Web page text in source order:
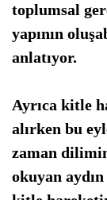
toplumsal
yapının
anlatıyor.
Ayrıca kitle
alırken bu
zaman
okuyan